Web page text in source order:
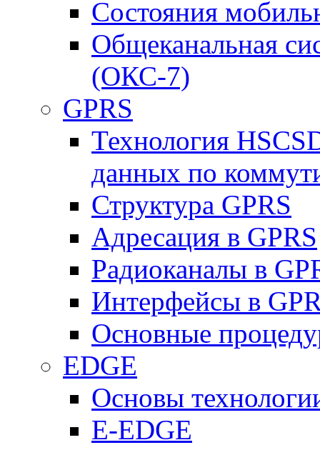
Состояния
Общеканальная
(ОКС-7)
GPRS
Технология
данных по
Структура GPRS
Адресация в GPRS
Радиоканалы в
Интерфейсы в
Основные
EDGE
Основы
E-EDGE